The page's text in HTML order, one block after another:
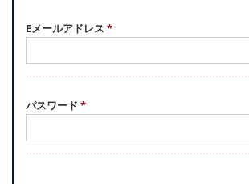
Eメールアドレス *
パスワード *